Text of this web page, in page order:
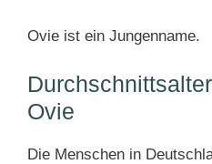
Ovie ist ein Jungenname.
Ovie
Die Menschen in